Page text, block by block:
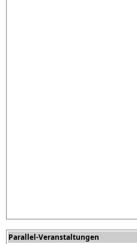
Parallel-Veranstaltungen